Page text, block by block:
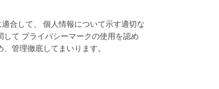
合して、 個人情報について示す適切な
て プライバシーマークの使用を認め
管理徹底してまいります。